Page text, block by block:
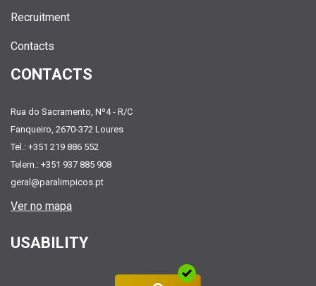
Recruitment
Contacts
CONTACTS
Rua do Sacramento, Nº4 - R/C
Fanqueiro, 2670-372 Loures
Tel.: +351 219 886 552
Telem.: +351 937 885 908
geral@paralimpicos.pt
Ver no mapa
USABILITY